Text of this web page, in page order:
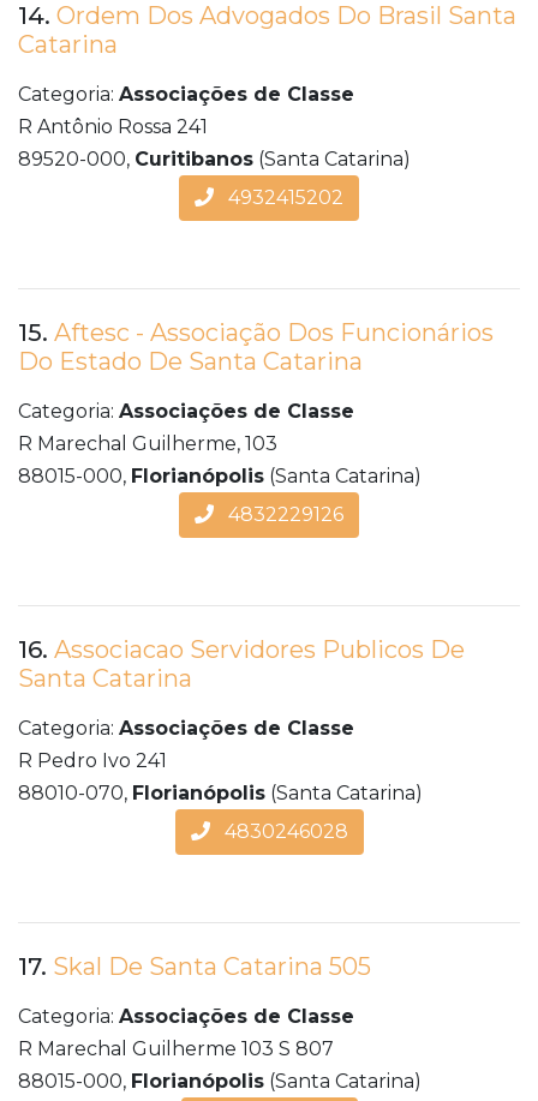
14. Ordem Dos Advogados Do Brasil Santa
Catarina
Categoria: Associações de Classe
R Antônio Rossa 241
89520-000, Curitibanos (Santa Catarina)
4932415202
15. Aftesc - Associação Dos Funcionários
Do Estado De Santa Catarina
Categoria: Associações de Classe
R Marechal Guilherme, 103
88015-000, Florianópolis (Santa Catarina)
4832229126
16. Associacao Servidores Publicos De
Santa Catarina
Categoria: Associações de Classe
R Pedro Ivo 241
88010-070, Florianópolis (Santa Catarina)
4830246028
17. Skal De Santa Catarina 505
Categoria: Associações de Classe
R Marechal Guilherme 103 S 807
88015-000, Florianópolis (Santa Catarina)